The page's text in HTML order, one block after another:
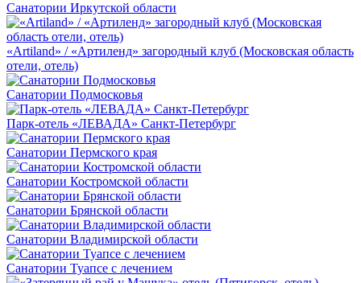
Санатории Иркутской области
«Artiland» / «Артиленд» загородный клуб (Московская область
отели, отель)
Санатории Подмосковья
Парк-отель «ЛЕВАДА» Санкт-Петербург
Санатории Пермского края
Санатории Костромской области
Санатории Брянской области
Санатории Владимирской области
Санатории Туапсе с лечением